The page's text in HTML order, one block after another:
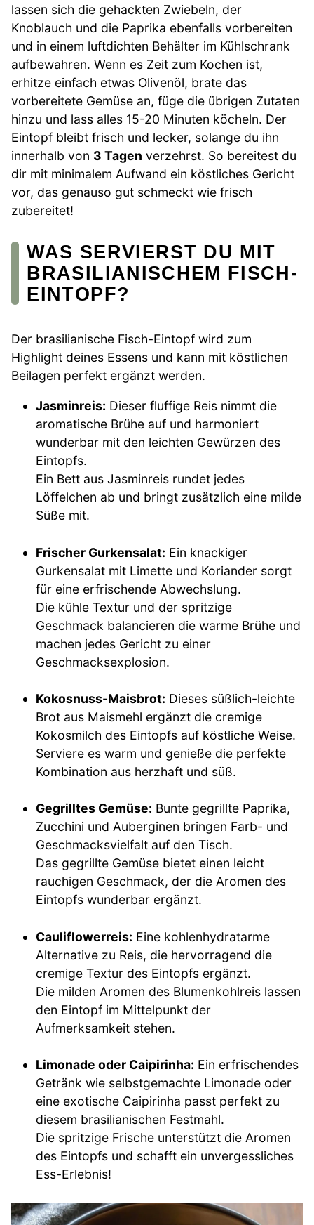
lassen sich die gehackten Zwiebeln, der
Knoblauch und die Paprika ebenfalls vorbereiten
und in einem luftdichten Behälter im Kühlschrank
aufbewahren. Wenn es Zeit zum Kochen ist,
erhitze einfach etwas Olivenöl, brate das
vorbereitete Gemüse an, füge die übrigen Zutaten
hinzu und lass alles 15-20 Minuten köcheln. Der
Eintopf bleibt frisch und lecker, solange du ihn
innerhalb von 3 Tagen verzehrst. So bereitest du
dir mit minimalem Aufwand ein köstliches Gericht
vor, das genauso gut schmeckt wie frisch
zubereitet!
WAS SERVIERST DU MIT
BRASILIANISCHEM FISCH-
EINTOPF?
Der brasilianische Fisch-Eintopf wird zum
Highlight deines Essens und kann mit köstlichen
Beilagen perfekt ergänzt werden.
Jasminreis: Dieser fluffige Reis nimmt die
aromatische Brühe auf und harmoniert
wunderbar mit den leichten Gewürzen des
Eintopfs.
Ein Bett aus Jasminreis rundet jedes
Löffelchen ab und bringt zusätzlich eine milde
Süße mit.
Frischer Gurkensalat: Ein knackiger
Gurkensalat mit Limette und Koriander sorgt
für eine erfrischende Abwechslung.
Die kühle Textur und der spritzige
Geschmack balancieren die warme Brühe und
machen jedes Gericht zu einer
Geschmacksexplosion.
Kokosnuss-Maisbrot: Dieses süßlich-leichte
Brot aus Maismehl ergänzt die cremige
Kokosmilch des Eintopfs auf köstliche Weise.
Serviere es warm und genieße die perfekte
Kombination aus herzhaft und süß.
Gegrilltes Gemüse: Bunte gegrillte Paprika,
Zucchini und Auberginen bringen Farb- und
Geschmacksvielfalt auf den Tisch.
Das gegrillte Gemüse bietet einen leicht
rauchigen Geschmack, der die Aromen des
Eintopfs wunderbar ergänzt.
Cauliflowerreis: Eine kohlenhydratarme
Alternative zu Reis, die hervorragend die
cremige Textur des Eintopfs ergänzt.
Die milden Aromen des Blumenkohlreis lassen
den Eintopf im Mittelpunkt der
Aufmerksamkeit stehen.
Limonade oder Caipirinha: Ein erfrischendes
Getränk wie selbstgemachte Limonade oder
eine exotische Caipirinha passt perfekt zu
diesem brasilianischen Festmahl.
Die spritzige Frische unterstützt die Aromen
des Eintopfs und schafft ein unvergessliches
Ess-Erlebnis!